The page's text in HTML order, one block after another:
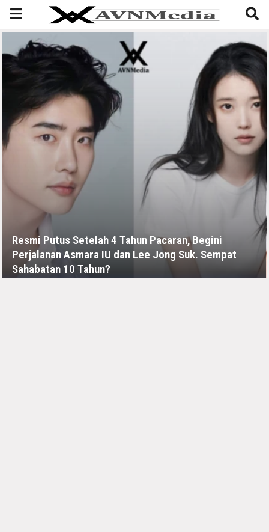
Resmi Putus Setelah 4 Tahun Pacaran, Begini
Perjalanan Asmara IU dan Lee Jong Suk. Sempat
Sahabatan 10 Tahun?